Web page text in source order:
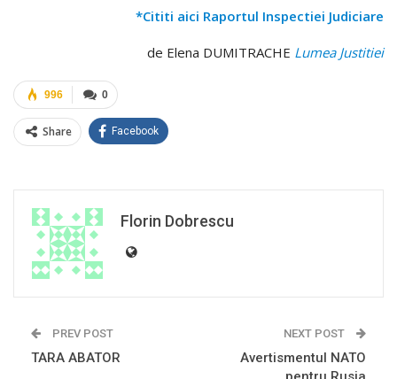
*Cititi aici Raportul Inspectiei Judiciare
de Elena DUMITRACHE Lumea Justitiei
0
996
Share Facebook
Florin Dobrescu
PREV POST
TARA ABATOR
NEXT POST
Avertismentul NATO